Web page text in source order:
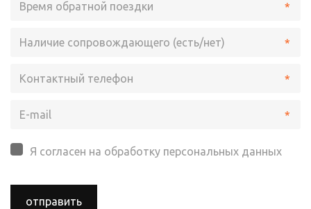
*
*
*
*
Я согласен на обработку персональных данных
отправить